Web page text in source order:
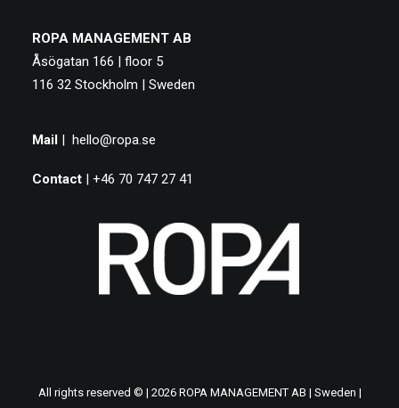
ROPA MANAGEMENT AB
Åsögatan 166 | floor 5
116 32 Stockholm | Sweden
Mail | hello@ropa.se
Contact | +46 70 747 27 41
All rights reserved © | 2026 ROPA MANAGEMENT AB | Sweden |